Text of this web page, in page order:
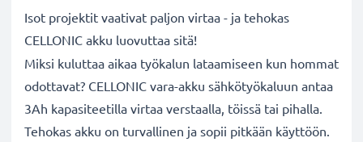
Isot projektit vaativat paljon virtaa - ja tehokas
CELLONIC akku luovuttaa sitä!
Miksi kuluttaa aikaa työkalun lataamiseen kun hommat
odottavat? CELLONIC vara-akku sähkötyökaluun antaa
3Ah kapasiteetilla virtaa verstaalla, töissä tai pihalla.
Tehokas akku on turvallinen ja sopii pitkään käyttöön.